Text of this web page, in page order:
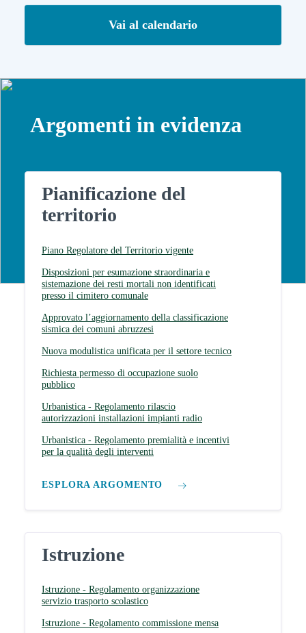
Vai al calendario
Argomenti in evidenza
Pianificazione del
territorio
Piano Regolatore del Territorio vigente
Disposizioni per esumazione straordinaria e
sistemazione dei resti mortali non identificati
presso il cimitero comunale
Approvato l’aggiornamento della classificazione
sismica dei comuni abruzzesi
Nuova modulistica unificata per il settore tecnico
Richiesta permesso di occupazione suolo
pubblico
Urbanistica - Regolamento rilascio
autorizzazioni installazioni impianti radio
Urbanistica - Regolamento premialità e incentivi
per la qualità degli interventi
ESPLORA ARGOMENTO
Istruzione
Istruzione - Regolamento organizzazione
servizio trasporto scolastico
Istruzione - Regolamento commissione mensa